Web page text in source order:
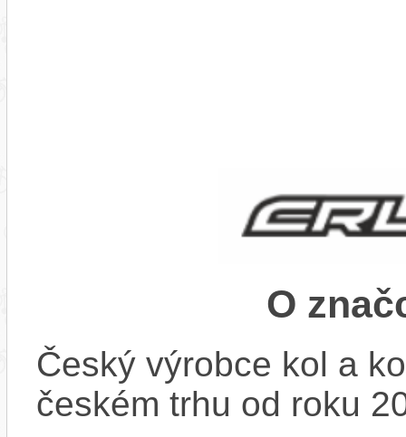
O
Český výrobce kol a
českém trhu od roku